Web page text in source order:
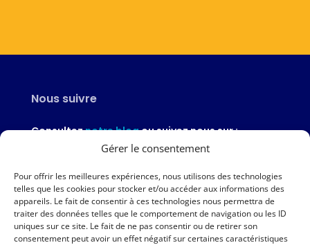
Gérer le consentement
Pour offrir les meilleures expériences, nous utilisons des technologies
telles que les cookies pour stocker et/ou accéder aux informations des
appareils. Le fait de consentir à ces technologies nous permettra de
traiter des données telles que le comportement de navigation ou les ID
uniques sur ce site. Le fait de ne pas consentir ou de retirer son
consentement peut avoir un effet négatif sur certaines caractéristiques
Nous suivre
Consulteznotre blogou suivez nous sur :
Nous contacter